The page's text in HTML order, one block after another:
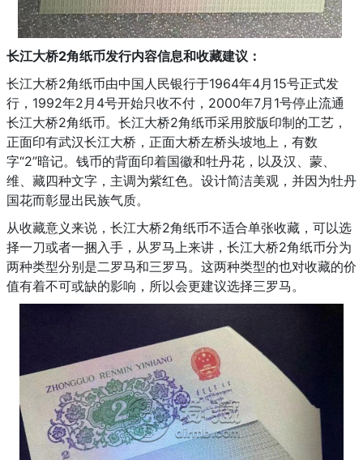
长江大桥2角纸币发行内容信息和收藏建议：
长江大桥2角纸币由中国人民银行于1964年4月15号正式发
行，1992年2月4号开始只收不付，2000年7月1号停止流通
长江大桥2角纸币。长江大桥2角纸币采用胶版印制的工艺，
正面印有武汉长江大桥，正面大桥左桥头坡地上，有数
字“2”暗记。钱币的背面印着国徽和牡丹花，以及汉、蒙、
维、藏四种文字，主调为紫红色。设计简洁美观，并因为牡丹
国花而彰显出民族气质。
从收藏意义来说，长江大桥2角纸币不适合单张收藏，可以选
择一刀或者一捆入手，从罗马上来讲，长江大桥2角纸币分为
两种类型分别是二罗马和三罗马。这两种类型的也对收藏的价
值有着不可或缺的影响，所以会更建议选择三罗马。